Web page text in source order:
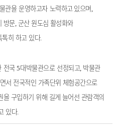
관을 운영하고자 노력하고있으며
방문, 군산 원도심 활성화와
히 하고 있다.
전국5대박물관으로 선정되고 박물관
서 전국적인 가족단위 체험공간으로
을 구입하기 위해 길게 늘어선 관람객의
있다.